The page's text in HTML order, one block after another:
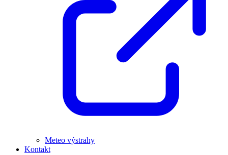
Meteo výstrahy
Kontakt